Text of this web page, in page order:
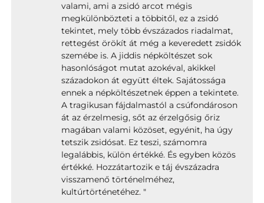
valami, ami a zsidó arcot mégis
megkülönbözteti a többitől, ez a zsidó
tekintet, mely több évszázados riadalmat,
rettegést örökít át még a keveredett zsidók
szemébe is. A jiddis népköltészet sok
hasonlóságot mutat azokéval, akikkel
századokon át együtt éltek. Sajátossága
ennek a népköltészetnek éppen a tekintete.
A tragikusan fájdalmastól a csúfondároson
át az érzelmesig, sőt az érzelgősig őriz
magában valami közöset, egyénit, ha úgy
tetszik zsidósat. Ez teszi, számomra
legalábbis, külön értékké. És egyben közös
értékké. Hozzátartozik e táj évszázadra
visszamenő történelméhez,
kultúrtörténetéhez. "